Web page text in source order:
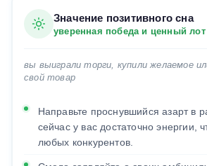
Значение позитивного сна
уверенная победа и ценный лот
вы выиграли торги, купили желаемое
свой товар
Направьте проснувшийся азарт в
сейчас у вас достаточно энергии,
любых конкурентов.